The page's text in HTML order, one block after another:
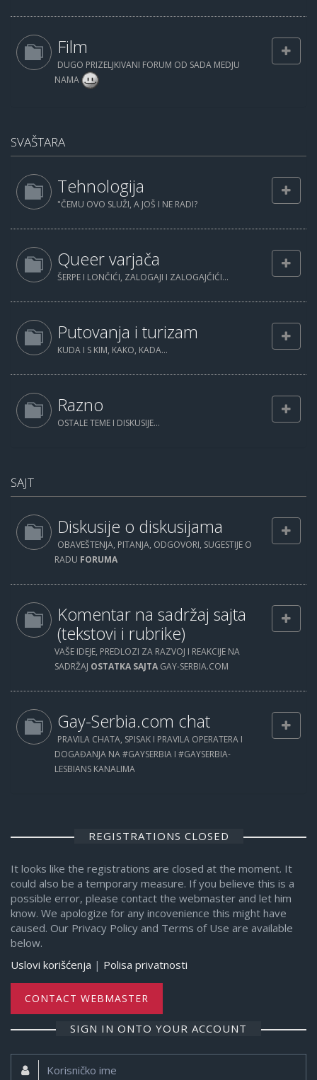
Film
DUGO PRIZELJKIVANI FORUM OD SADA MEDJU
NAMA
SVAŠTARA
Tehnologija
"ČEMU OVO SLUŽI, A JOŠ I NE RADI?
Queer varjača
ŠERPE I LONČIĆI, ZALOGAJI I ZALOGAJČIĆI...
Putovanja i turizam
KUDA I S KIM, KAKO, KADA...
Razno
OSTALE TEME I DISKUSIJE...
SAJT
Diskusije o diskusijama
OBAVEŠTENJA, PITANJA, ODGOVORI, SUGESTIJE O
RADU FORUMA
Komentar na sadržaj sajta
(tekstovi i rubrike)
VAŠE IDEJE, PREDLOZI ZA RAZVOJ I REAKCIJE NA
SADRŽAJ OSTATKA SAJTA GAY-SERBIA.COM
Gay-Serbia.com chat
PRAVILA CHATA, SPISAK I PRAVILA OPERATERA I
DOGAĐANJA NA #GAYSERBIA I #GAYSERBIA-
LESBIANS KANALIMA
REGISTRATIONS CLOSED
It looks like the registrations are closed at the moment. It
could also be a temporary measure. If you believe this is a
possible error, please contact the webmaster and let him
know. We apologize for any incovenience this might have
caused. Our Privacy Policy and Terms of Use are available
below.
Uslovi korišćenja | Polisa privatnosti
CONTACT WEBMASTER
SIGN IN ONTO YOUR ACCOUNT
Korisničko